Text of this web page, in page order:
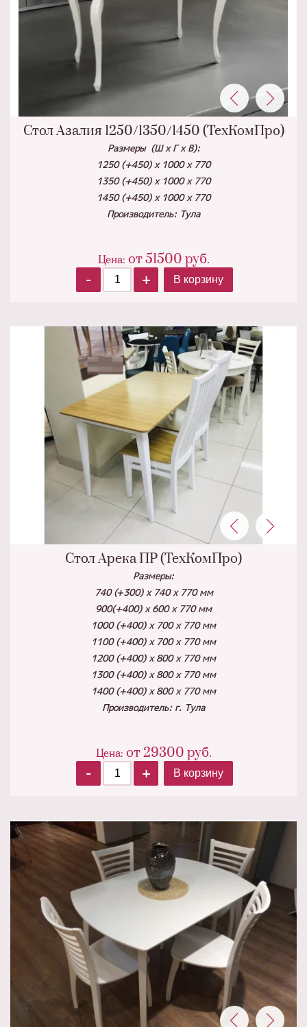
Стол Азалия 1250/1350/1450 (ТехКомПро)
Размеры (Ш х Г х В):
1250 (+450) х 1000 х 770
1350 (+450) х 1000 х 770
1450 (+450) х 1000 х 770
Производитель: Тула
Цена: от51500 руб.
-
+ В корзину
Стол Арека ПР (ТехКомПро)
Размеры:
740 (+300) x 740 x 770 мм
900(+400) х 600 х 770 мм
1000 (+400) х 700 х 770 мм
1100 (+400) х 700 х 770 мм
1200 (+400) х 800 х 770 мм
1300 (+400) х 800 х 770 мм
1400 (+400) х 800 х 770 мм
Производитель: г. Тула
Цена: от29300 руб.
-
+ В корзину